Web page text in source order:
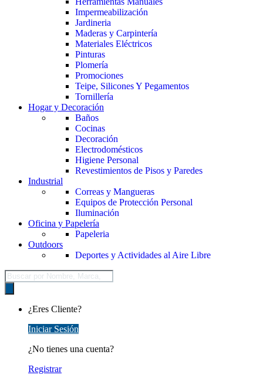
Impermeabilización
Jardineria
Maderas y Carpintería
Materiales Eléctricos
Pinturas
Plomería
Promociones
Teipe, Silicones Y Pegamentos
Tornillería
Hogar y Decoración
Baños
Cocinas
Decoración
Electrodomésticos
Higiene Personal
Revestimientos de Pisos y Paredes
Industrial
Correas y Mangueras
Equipos de Protección Personal
Iluminación
Oficina y Papelería
Papeleria
Outdoors
Deportes y Actividades al Aire Libre
Búsqueda
de
productos
¿Eres Cliente?
Iniciar Sesión
¿No tienes una cuenta?
Registrar